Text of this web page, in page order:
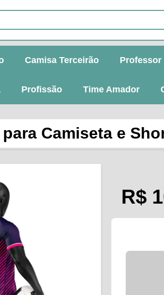
Camisa Terceirão Professor
Profissão Time Amador
Camiseta e
R$